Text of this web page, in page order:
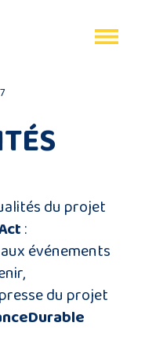
du projet
:
événements
du projet